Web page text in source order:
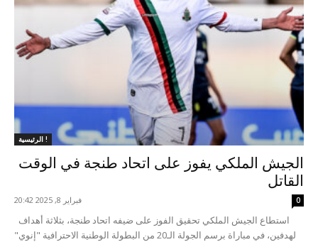
الرئيسية !
الجيش الملكي يفوز على اتحاد طنجة في الوقت
القاتل
فبراير 8, 2025 20:42 0
لهدفين، في مباراة برسم الجولة الـ20 من البطولة الوطنية الاحترافية "إنوي"